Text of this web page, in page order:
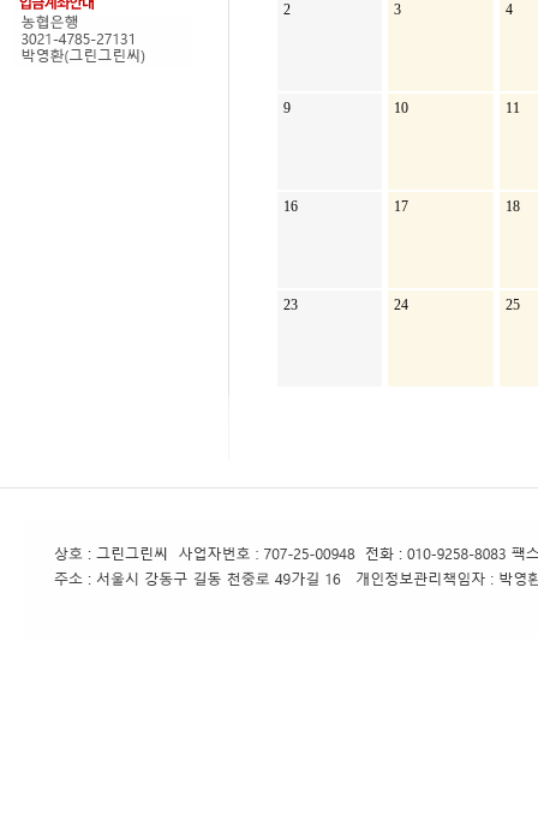
2 3 4
9 10 11
16 17 18
23 24 25